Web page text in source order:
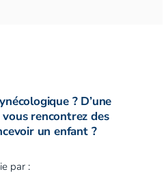
? D’une
rencontrez des
un enfant ?
par :